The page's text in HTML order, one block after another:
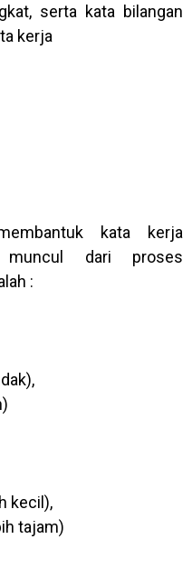
serta kata bilangan
kerja
kata kerja
dari proses
:
kecil),
tajam)